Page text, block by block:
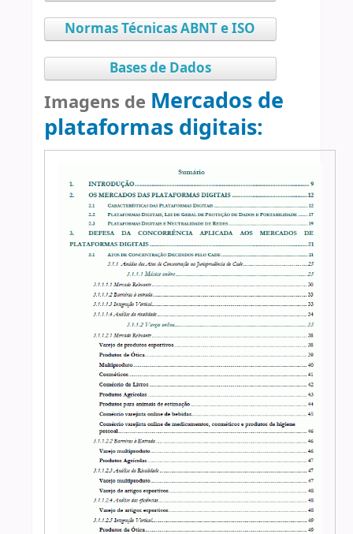
Normas Técnicas ABNT e ISO
Bases de Dados
Imagens de Mercados de
plataformas digitais: